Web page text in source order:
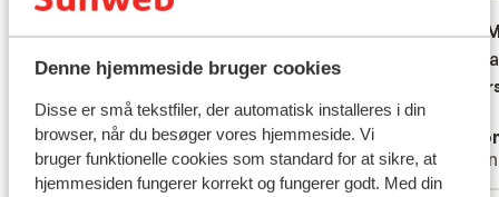
Denne hjemmeside bruger cookies
Disse er små tekstfiler, der automatisk installeres i din
browser, når du besøger vores hjemmeside. Vi
bruger funktionelle cookies som standard for at sikre, at
hjemmesiden fungerer korrekt og fungerer godt. Med din
God
14. mar. 2026
2 persoons studio zonder balkon wel met
raam maar geen uitzicht
2 persoons studio zonder balkon wel met
raam maar geen uitzicht
Oversæt til dansk (DA)
Anonym
Med partner
Niet
Niet